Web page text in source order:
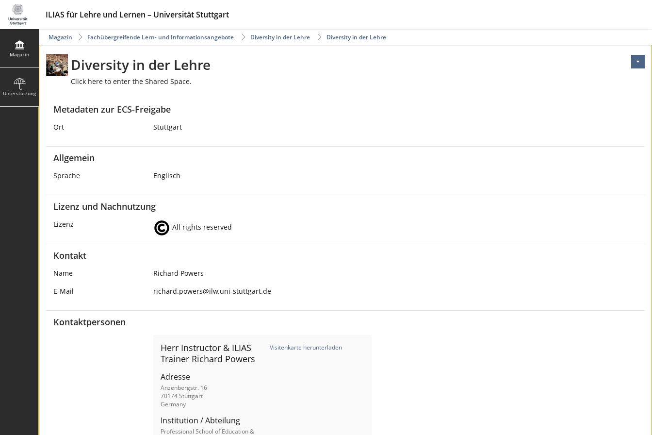
ILIAS für Lehre und Lernen – Universität Stuttgart
Magazin
Unterstützung
Diversity in der Lehre
Diversity in der Lehre
Fachübergreifende Lern- und Informationsangebote
Magazin
Diversity in der Lehre
Click here to enter the Shared Space.
Metadaten zur ECS-Freigabe
Ort Stuttgart
Allgemein
Sprache Englisch
Lizenz und Nachnutzung
Lizenz All rights reserved
Kontakt
Name
Richard Powers
E-Mail
richard.powers@ilw.uni-stuttgart.de
Kontaktpersonen
Herr Instructor & ILIAS
Trainer Richard Powers
Adresse
Anzenbergstr. 16
70174 Stuttgart
Germany
Institution / Abteilung
Professional School of Education &
Visitenkarte herunterladen